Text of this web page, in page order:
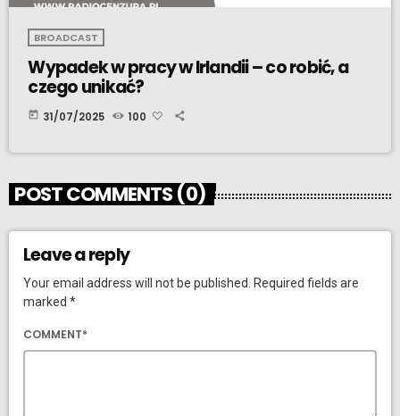
BROADCAST
Wypadek w pracy w Irlandii – co robić, a
czego unikać?
today 31/07/2025 100
POST COMMENTS (0)
Leave a reply
Your email address will not be published. Required fields are
marked *
COMMENT*